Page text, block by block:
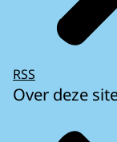
RSS
Over deze